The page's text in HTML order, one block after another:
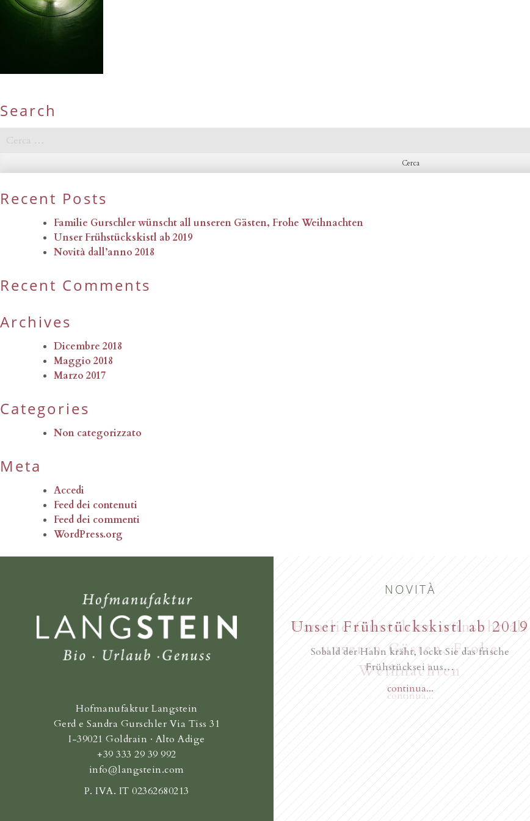
Search
Ricerca
Recent Posts
Familie Gurschler wünscht all unseren Gästen, Frohe Weihnachten
Unser Frühstückskistl ab 2019
Novità dall’anno 2018
Recent Comments
Archives
Dicembre 2018
Maggio 2018
Marzo 2017
Categories
Non categorizzato
Meta
Accedi
Feed dei contenuti
Feed dei commenti
WordPress.org
Hofmanufaktur Langstein
Gerd e Sandra Gurschler Via Tiss 31
I-39021 Goldrain · Alto Adige
+39 333 29 39 992
info@langstein.com
P. IVA. IT 02362680213
NOVITÀ
Familie Gurschler wünscht all
unseren Gästen, Frohe
Weihnachten
Unser Frühstückskistl ab 2019
Sobald der Hahn kräht, lockt Sie das frische
Frühstücksei aus…
continua...
Novità dall’anno 2018